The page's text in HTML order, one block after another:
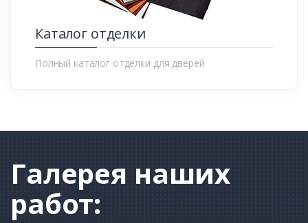
Каталог отделки
Полный каталог отделки для дверей
Галерея наших
работ: